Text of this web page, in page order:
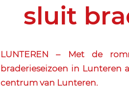
sluit
LUNTEREN – Met de
braderieseizoen in Lunteren
centrum van Lunteren.